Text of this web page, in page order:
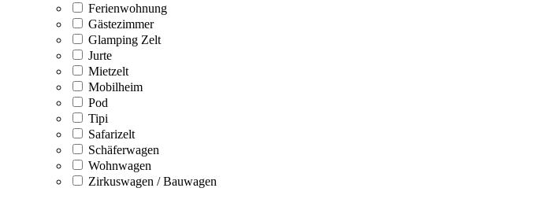
Ferienwohnung
Gästezimmer
Glamping Zelt
Jurte
Mietzelt
Mobilheim
Pod
Tipi
Safarizelt
Schäferwagen
Wohnwagen
Zirkuswagen / Bauwagen